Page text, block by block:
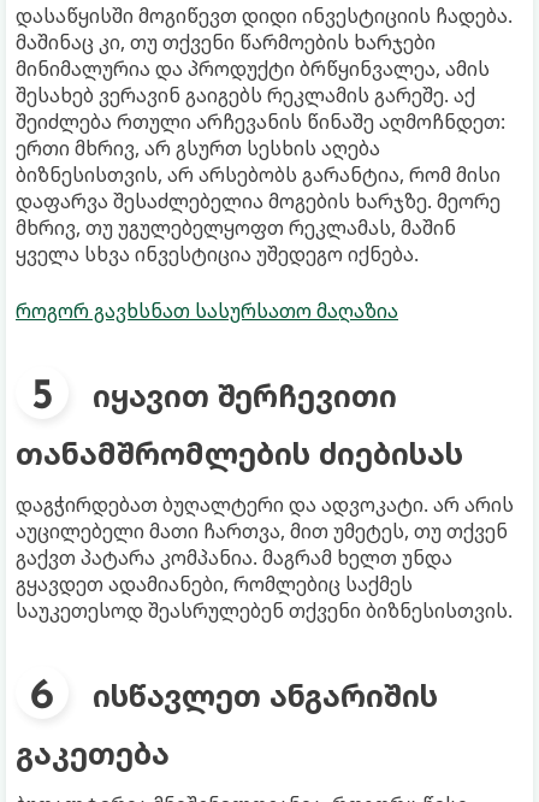
დასაწყისში მოგიწევთ დიდი ინვესტიციის ჩადება.
მაშინაც კი, თუ თქვენი წარმოების ხარჯები
მინიმალურია და პროდუქტი ბრწყინვალეა, ამის
შესახებ ვერავინ გაიგებს რეკლამის გარეშე. აქ
შეიძლება რთული არჩევანის წინაშე აღმოჩნდეთ:
ერთი მხრივ, არ გსურთ სესხის აღება
ბიზნესისთვის, არ არსებობს გარანტია, რომ მისი
დაფარვა შესაძლებელია მოგების ხარჯზე. მეორე
მხრივ, თუ უგულებელყოფთ რეკლამას, მაშინ
ყველა სხვა ინვესტიცია უშედეგო იქნება.
როგორ გავხსნათ სასურსათო მაღაზია
იყავით შერჩევითი
თანამშრომლების ძიებისას
დაგჭირდებათ ბუღალტერი და ადვოკატი. არ არის
აუცილებელი მათი ჩართვა, მით უმეტეს, თუ თქვენ
გაქვთ პატარა კომპანია. მაგრამ ხელთ უნდა
გყავდეთ ადამიანები, რომლებიც საქმეს
საუკეთესოდ შეასრულებენ თქვენი ბიზნესისთვის.
ისწავლეთ ანგარიშის
გაკეთება